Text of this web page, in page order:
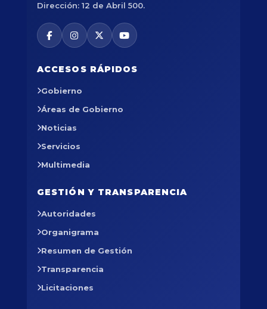
Dirección: 12 de Abril 500.
ACCESOS RÁPIDOS
Gobierno
Áreas de Gobierno
Noticias
Servicios
Multimedia
GESTIÓN Y TRANSPARENCIA
Autoridades
Organigrama
Resumen de Gestión
Transparencia
Licitaciones